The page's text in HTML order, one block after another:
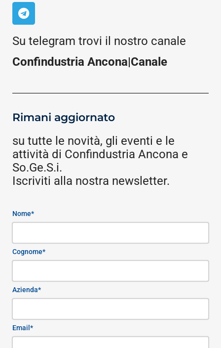
Su telegram trovi il nostro canale
Confindustria Ancona|Canale
Rimani aggiornato
su tutte le novità, gli eventi e le
attività di Confindustria Ancona e
So.Ge.S.i.
Iscriviti alla nostra newsletter.
Nome*
Cognome*
Azienda*
Email*